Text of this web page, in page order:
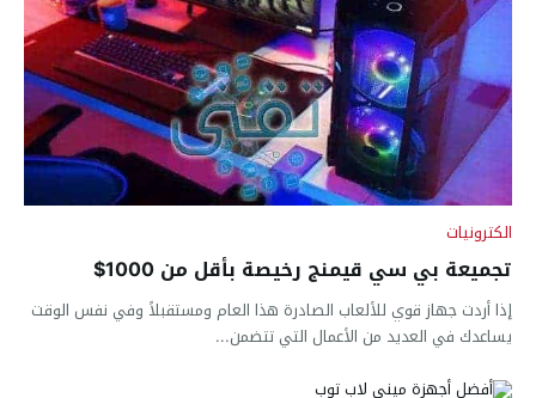
الكترونيات
تجميعة بي سي قيمنج رخيصة بأقل من 1000$
إذا أردت جهاز قوي للألعاب الصادرة هذا العام ومستقبلاً وفي نفس الوقت
يساعدك في العديد من الأعمال التي تتضمن...